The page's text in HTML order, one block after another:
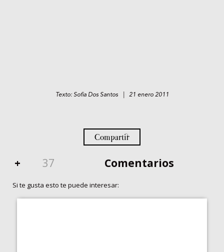
Texto: Sofia Dos Santos | 21 enero 2011
Compartir
+ Comentarios
37
Si te gusta esto te puede interesar: